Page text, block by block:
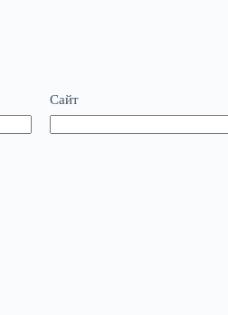
Сайт